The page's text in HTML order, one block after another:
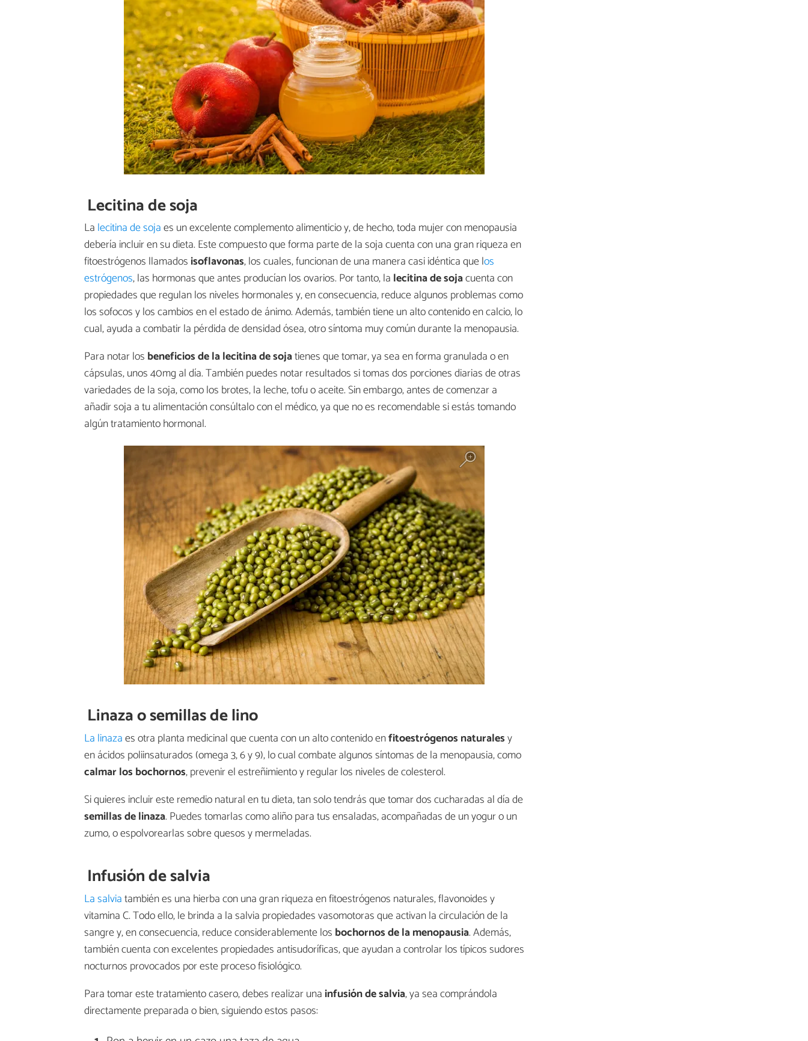
Lecitina de soja
La lecitina de sojaes un excelente complemento alimenticio y, de hecho, toda mujer con menopausia
debería incluir en su dieta. Este compuesto que forma parte de la soja cuenta con una gran riqueza en
fitoestrógenos llamados isoflavonas, los cuales, funcionan de una manera casi idéntica que los
estrógenos, las hormonas que antes producían los ovarios. Por tanto, la lecitina de sojacuenta con
propiedades que regulan los niveles hormonales y, en consecuencia, reduce algunos problemas como
los sofocos y los cambios en el estado de ánimo. Además, también tiene un alto contenido en calcio, lo
cual, ayuda a combatir la pérdida de densidad ósea, otro síntoma muy común durante la menopausia.
Para notar los beneficios de la lecitina de sojatienes que tomar, ya sea en forma granulada o en
cápsulas, unos 40mg al día. También puedes notar resultados si tomas dos porciones diarias de otras
variedades de la soja, como los brotes, la leche, tofu o aceite. Sin embargo, antes de comenzar a
añadir soja a tu alimentación consúltalo con el médico, ya que no es recomendable si estás tomando
algún tratamiento hormonal.
Linaza o semillas de lino
La linazaes otra planta medicinal que cuenta con un alto contenido enfitoestrógenos naturalesy
en ácidos poliinsaturados (omega 3, 6 y 9), lo cual combate algunos síntomas de la menopausia, como
calmar los bochornos, prevenir el estreñimiento y regular los niveles de colesterol.
Si quieres incluir este remedio natural en tu dieta, tan solo tendrás que tomar dos cucharadas al día de
semillas de linaza. Puedes tomarlas como aliño para tus ensaladas, acompañadas de un yogur o un
zumo, o espolvorearlas sobre quesos y mermeladas.
Infusión de salvia
La salviatambién es una hierba con una gran riqueza en fitoestrógenos naturales, flavonoides y
vitamina C. Todo ello, le brinda a la salvia propiedades vasomotoras que activan la circulación de la
sangre y, en consecuencia, reduce considerablemente los bochornos de la menopausia. Además,
también cuenta con excelentes propiedades antisudoríficas, que ayudan a controlar los típicos sudores
nocturnos provocados por este proceso fisiológico.
Para tomar este tratamiento casero, debes realizar una infusión de salvia, ya sea comprándola
directamente preparada o bien, siguiendo estos pasos: